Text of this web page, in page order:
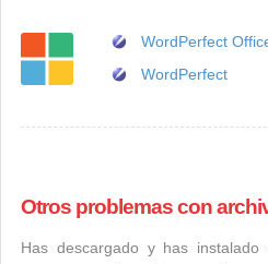
WordPerfect
WordPerfect
Otros problemas con
Has descargado y has